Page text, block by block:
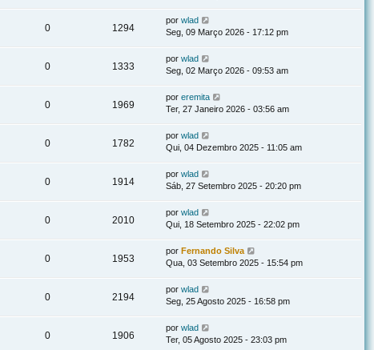
0 1294
por wlad
Seg, 09 Março 2026 - 17:12 pm
0 1333
por wlad
Seg, 02 Março 2026 - 09:53 am
0 1969
por eremita
Ter, 27 Janeiro 2026 - 03:56 am
0 1782
por wlad
Qui, 04 Dezembro 2025 - 11:05 am
0 1914
por wlad
Sáb, 27 Setembro 2025 - 20:20 pm
0 2010
por wlad
Qui, 18 Setembro 2025 - 22:02 pm
0 1953
por Fernando Silva
Qua, 03 Setembro 2025 - 15:54 pm
0 2194
por wlad
Seg, 25 Agosto 2025 - 16:58 pm
0 1906
por wlad
Ter, 05 Agosto 2025 - 23:03 pm